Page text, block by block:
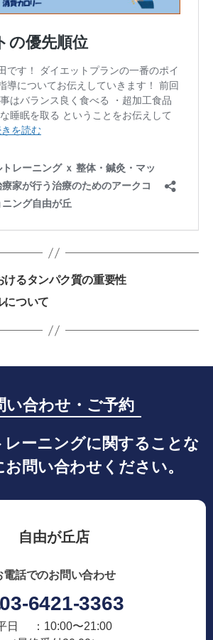
けるタンパク質の重要性
について
い合わせ・ご予約
レーニングに関することな
問い合わせください。
自由が丘店
電話でのお問い合わせ
03-6421-3363
日 ：10:00〜21:00